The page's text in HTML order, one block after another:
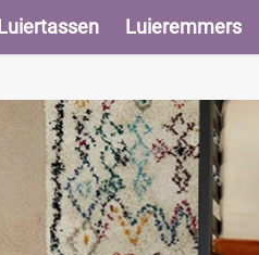
Luiertassen Luieremmers